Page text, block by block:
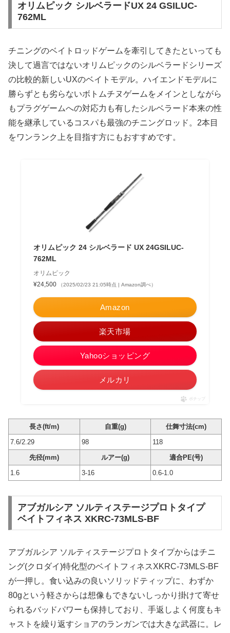
オリムピック シルベラードUX 24 GSILUC-
762ML
チニングのベイトロッドゲームを牽引してきたといっても
決して過言ではないオリムピックのシルベラードシリーズ
の比較的新しいUXのベイトモデル。ハイエンドモデルに
勝らずとも劣らないボトムチヌゲームをメインとしながら
もプラグゲームへの対応力も有したシルベラード本来の性
能を継承しているコスパも最強のチニングロッド。2本目
をワンランク上を目指す方にもおすすめです。
オリムピック 24 シルベラード UX 24GSILUC-
762ML
オリムピック
¥24,500
（2025/02/23 21:05時点 | Amazon調べ）
Amazon
楽天市場
Yahooショッピング
メルカリ
ポチップ
長さ(ft/m) 自重(g)
仕舞寸法(cm)
7.6/2.29
98
118
先径(mm)
ルアー(g)
適合PE(号)
1.6
3-16 0.6-1.0
アブガルシア ソルティステージプロトタイプ
ベイトフィネス XKRC-73MLS-BF
アブガルシア ソルティステージプロトタイプからはチニ
ング(クロダイ)特化型のベイトフィネスXKRC-73MLS-BF
が一押し。食い込みの良いソリッドティップに、わずか
80gという軽さからは想像もできないしっかり掛けて寄せ
られるバッドパワーも保持しており、手返しよく何度もキ
ャストを繰り返すショアのランガンでは大きな武器に。レ